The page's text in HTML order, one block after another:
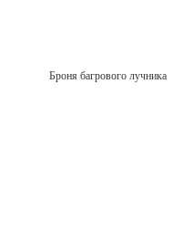
Броня багрового лучника